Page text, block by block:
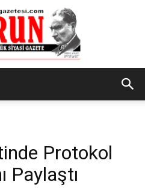
Gazetesi Protokol
Paylaştı